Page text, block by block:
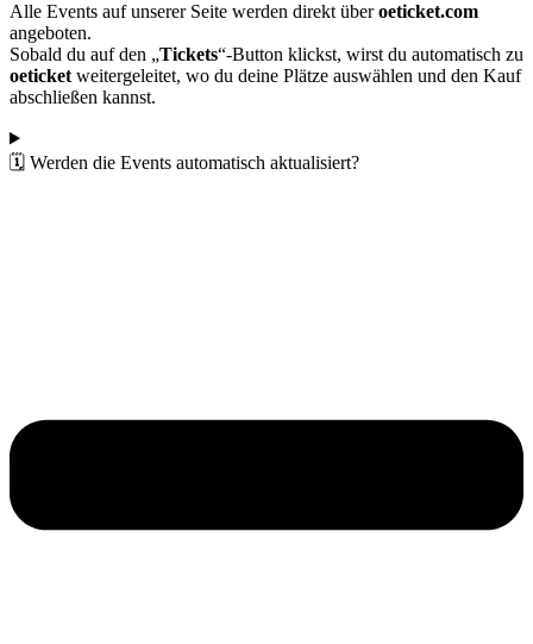
Alle Events auf unserer Seite werden direkt überoeticket.com
angeboten.
Sobald du auf den „Tickets“-Button klickst, wirst du automatisch zu
oeticketweitergeleitet, wo du deine Plätze auswählen und den Kauf
abschließen kannst.
🗓️ Werden die Events automatisch aktualisiert?